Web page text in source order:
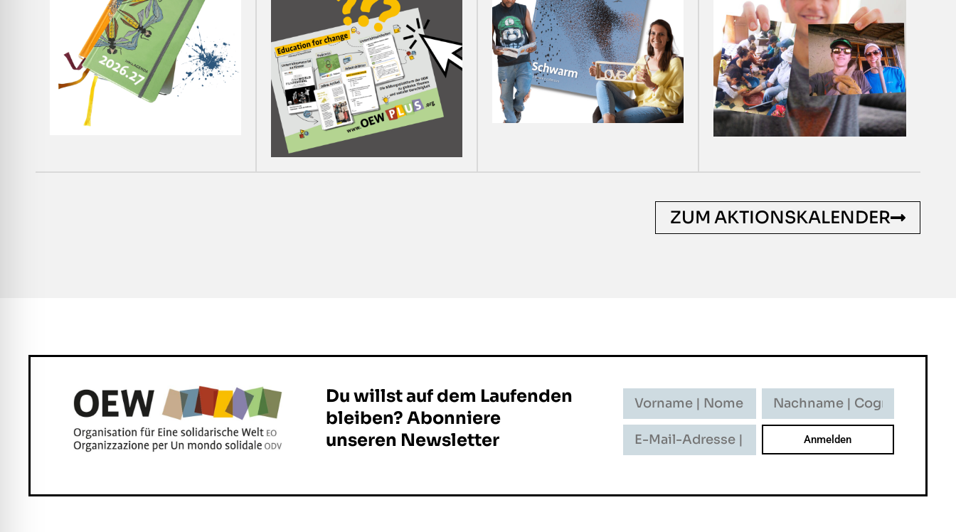
ZUM AKTIONSKALENDER
Du willst auf dem Laufenden
bleiben? Abonniere
unseren Newsletter
Nome
Cognome
Mail-
Adresse
Mail